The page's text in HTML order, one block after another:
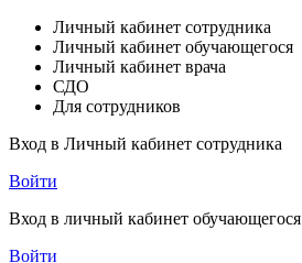
Личный кабинет сотрудника
Личный кабинет обучающегося
Личный кабинет врача
СДО
Для сотрудников
Вход в Личный кабинет сотрудника
Войти
Вход в личный кабинет обучающегося
Войти